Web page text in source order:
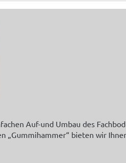
Auf-und Umbau des
„Gummihammer“ bieten wir